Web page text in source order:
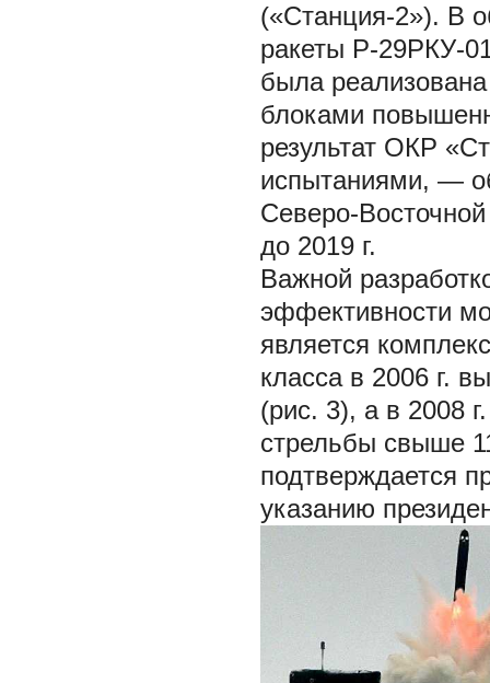
(«Станция-2»). В
ракеты Р-29РКУ-
была
блоками
результат ОКР
испытаниями, —
Северо-
до 2019 г.
Важной
эффективности
является
класса в 2006 г.
(рис. 3), а в 2008
стрельбы свыше
подтверждается
указанию